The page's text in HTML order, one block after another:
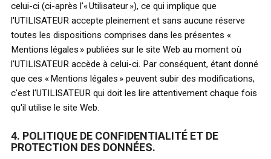
celui-ci (ci-après l’« Utilisateur »), ce qui implique que
l'UTILISATEUR accepte pleinement et sans aucune réserve
toutes les dispositions comprises dans les présentes «
Mentions légales » publiées sur le site Web au moment où
l'UTILISATEUR accède à celui-ci. Par conséquent, étant donné
que ces « Mentions légales » peuvent subir des modifications,
c'est l'UTILISATEUR qui doit les lire attentivement chaque fois
qu'il utilise le site Web.
4. POLITIQUE DE CONFIDENTIALITÉ ET DE
PROTECTION DES DONNÉES.